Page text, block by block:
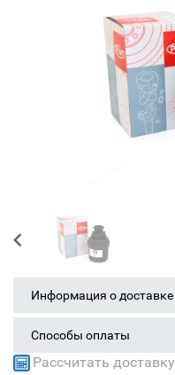
Информация о доставке
Способы оплаты
Рассчитать доставку